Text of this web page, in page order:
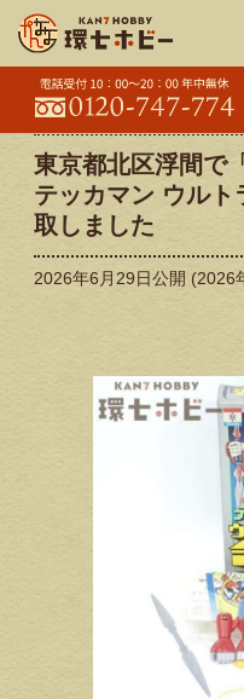
東京都北区浮間で
テッカマン ウル
取しました
2026年6月29日公開 (2026